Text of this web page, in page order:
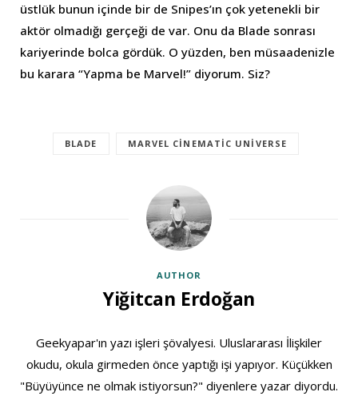
üstlük bunun içinde bir de Snipes’ın çok yetenekli bir
aktör olmadığı gerçeği de var. Onu da Blade sonrası
kariyerinde bolca gördük. O yüzden, ben müsaadenizle
bu karara “Yapma be Marvel!” diyorum. Siz?
BLADE MARVEL CINEMATIC UNIVERSE
AUTHOR
Yiğitcan Erdoğan
Geekyapar'ın yazı işleri şövalyesi. Uluslararası İlişkiler
okudu, okula girmeden önce yaptığı işi yapıyor. Küçükken
"Büyüyünce ne olmak istiyorsun?" diyenlere yazar diyordu.